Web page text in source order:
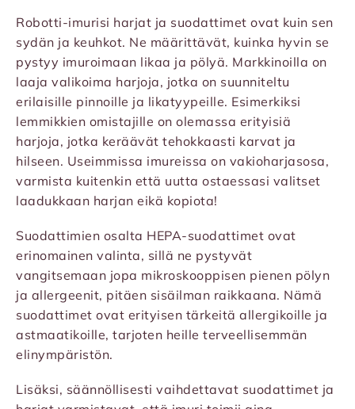
Robotti-imurisi harjat ja suodattimet ovat kuin sen
sydän ja keuhkot. Ne määrittävät, kuinka hyvin se
pystyy imuroimaan likaa ja pölyä. Markkinoilla on
laaja valikoima harjoja, jotka on suunniteltu
erilaisille pinnoille ja likatyypeille. Esimerkiksi
lemmikkien omistajille on olemassa erityisiä
harjoja, jotka keräävät tehokkaasti karvat ja
hilseen. Useimmissa imureissa on vakioharjasosa,
varmista kuitenkin että uutta ostaessasi valitset
laadukkaan harjan eikä kopiota!
Suodattimien osalta HEPA-suodattimet ovat
erinomainen valinta, sillä ne pystyvät
vangitsemaan jopa mikroskooppisen pienen pölyn
ja allergeenit, pitäen sisäilman raikkaana. Nämä
suodattimet ovat erityisen tärkeitä allergikoille ja
astmaatikoille, tarjoten heille terveellisemmän
elinympäristön.
Lisäksi, säännöllisesti vaihdettavat suodattimet ja